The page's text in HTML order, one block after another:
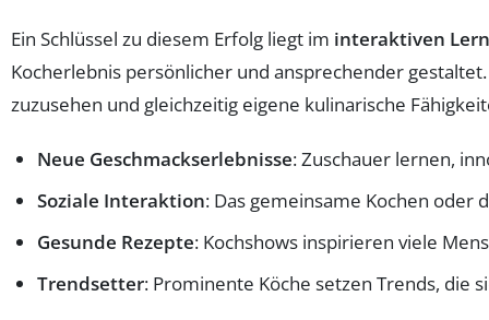
Ein Schlüssel zu diesem Erfolg liegt im interaktiven
Kocherlebnis persönlicher und ansprechender
zuzusehen und gleichzeitig eigene kulinarische
Neue Geschmackserlebnisse: Zuschauer lernen,
Soziale Interaktion: Das gemeinsame Kochen oder
Gesunde Rezepte: Kochshows inspirieren viele
Trendsetter: Prominente Köche setzen Trends, die